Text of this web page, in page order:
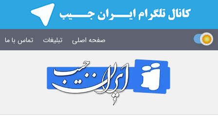
صفحه اصلی تبلیغات تماس با ما